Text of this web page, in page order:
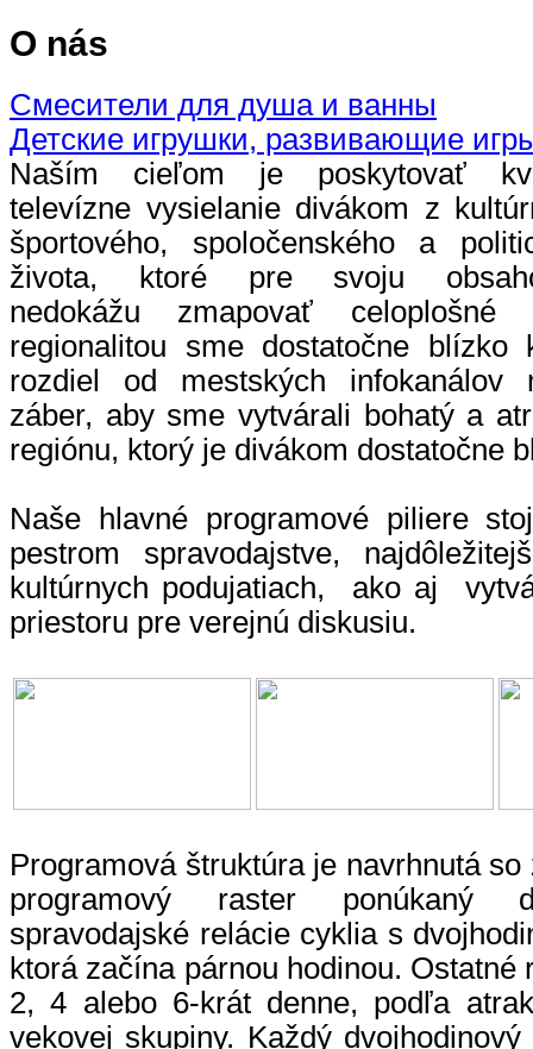
O nás
Смесители для душа и ванны
Детские игрушки, развивающие
Naším cieľom je poskytovať
televízne vysielanie divákom z
športového, spoločenského a
života, ktoré pre svoju
nedokážu zmapovať celoplošné
regionalitou sme dostatočne
rozdiel od mestských infokanálov
záber, aby sme vytvárali bohatý a
regiónu, ktorý je divákom dostatočne
Naše hlavné programové piliere
pestrom spravodajstve,
kultúrnych podujatiach, ako aj
priestoru pre verejnú diskusiu.
Programová štruktúra je navrhnutá
programový raster ponúkaný
spravodajské relácie cyklia s
ktorá začína párnou hodinou. Ostatné
2, 4 alebo 6-krát denne, podľa
vekovej skupiny. Každý